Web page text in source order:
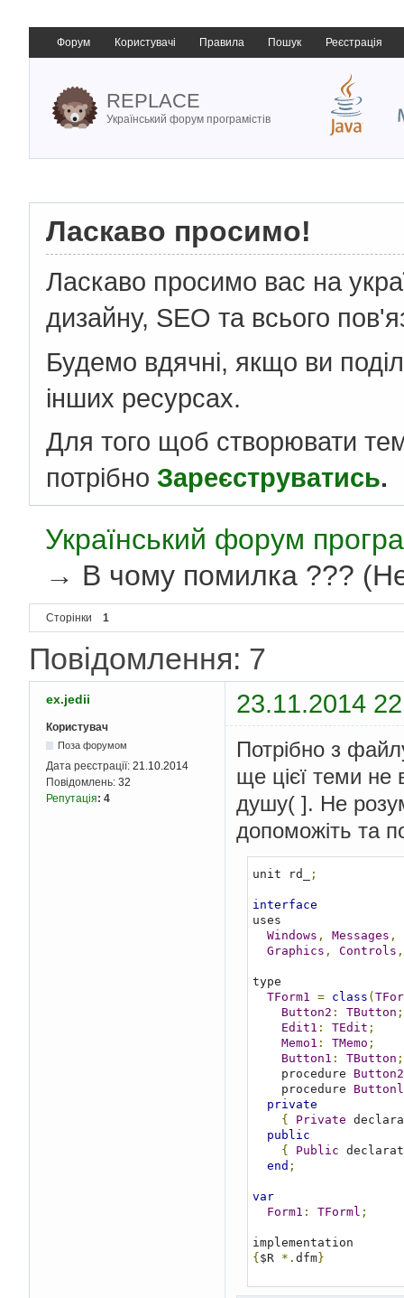
Форум Користувачі Правила Пошук Реєстрація
REPLACE
Український форум програмістів
Ласкаво просимо!
Ласкаво просимо вас на
дизайну, SEO та всього
Будемо вдячні, якщо ви
інших ресурсах.
Для того щоб створювати
потрібно Зареєструватись.
Український форум
→ В чому помилка ???
Сторінки 1
Повідомлення: 7
ex.jedii 23.11.2014
Користувач
Поза форумом
Дата реєстрації: 21.10.2014
Повідомлень: 32
Репутація: 4
Потрібно з
ще цієї теми не
душу( ]. Не
допоможіть та
unit rd_ ;
interface
uses
Windows , Messages ,
Graphics , Controls ,
type
TForm1 = class (
Button2 : TButton ;
Edit1 : TEdit ;
Memo1 : TMemo ;
Button1 : TButton ;
    procedure
    procedure
private
{
Private
public
{
Public
end ;
var
Form1 : TForml ;
{ $R *. dfm}
// Відкриваємо файл